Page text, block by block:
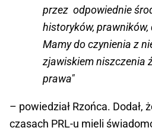
przez odpowiednie
historyków, prawników,
Mamy do czynienia z
zjawiskiem niszczenia
prawa"
– powiedział Rzońca. Dodał,
czasach PRL-u mieli